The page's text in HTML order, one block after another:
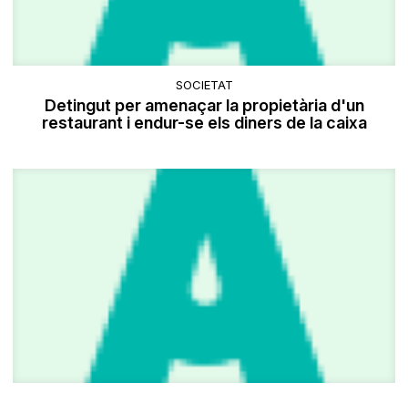
SOCIETAT
Detingut per amenaçar la propietària d'un
restaurant i endur-se els diners de la caixa